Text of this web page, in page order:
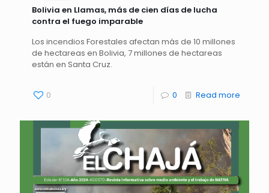
Bolivia en Llamas, más de cien días de lucha
contra el fuego imparable
Los incendios Forestales afectan más de 10 millones
de hectareas en Bolivia, 7 millones de hectareas
están en Santa Cruz.
0 0 Read more